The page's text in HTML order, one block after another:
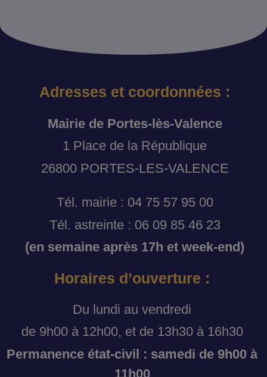
Adresses et coordonnées :
Mairie de Portes-lès-Valence
1 Place de la République
26800 PORTES-LES-VALENCE
Tél. mairie : 04 75 57 95 00
Tél. astreinte : 06 09 85 46 23
(en semaine après 17h et week-end)
Horaires d’ouverture :
Du lundi au vendredi
de 9h00 à 12h00, et de 13h30 à 16h30
Permanence état-civil : samedi de 9h00 à
11h00